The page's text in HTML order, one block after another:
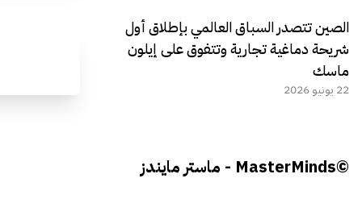
الصين تتصدر السباق العالمي بإطلاق أول
شريحة دماغية تجارية وتتفوق على إيلون
ماسك
22 يونيو 2026
©MasterMinds - ماستر مايندز